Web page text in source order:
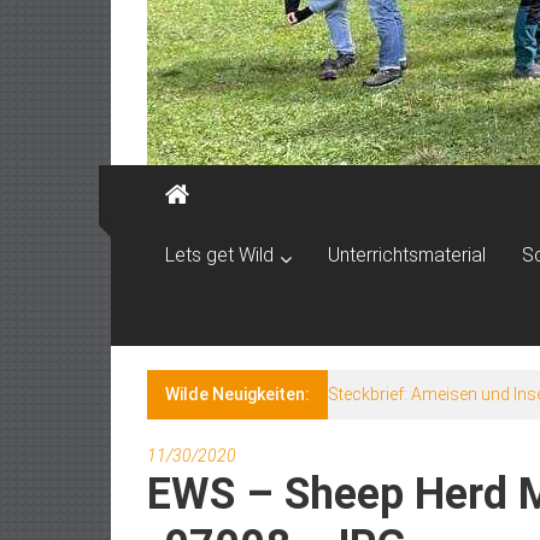
Lets get Wild Unterrichtsmaterial
Wilde Neuigkeiten: Steckbrief: Ameisen und
11/30/2020
EWS – Sheep Herd